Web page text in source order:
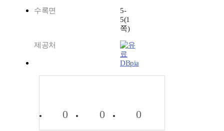
수록면
5-
5(1
쪽)
제공처
DBpia
0 0 0